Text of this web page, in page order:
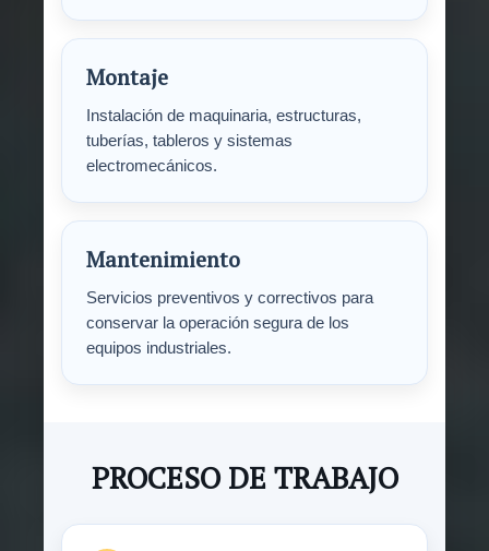
Montaje
Instalación de maquinaria, estructuras,
tuberías, tableros y sistemas
electromecánicos.
Mantenimiento
Servicios preventivos y correctivos para
conservar la operación segura de los
equipos industriales.
PROCESO DE TRABAJO